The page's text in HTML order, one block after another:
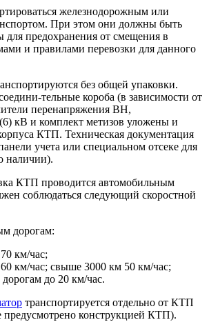
железнодорожным или
При этом они должны быть
для предохранения от смещения в
и правилами перевозки для данного
без общей упаковки.
тельные короба (в зависимости от
перенапряжения ВН,
кВ и комплект метизов уложены и
КТП. Техническая документация
учета или специальном отсеке для
наличии).
КТП проводится автомобильным
соблюдаться следующий скоростной
дорогам:
км/час;
км/час; свыше 3000 км 50 км/час;
до 20 км/час.
транспортируется отдельно от КТП
предусмотрено конструкцией КТП).